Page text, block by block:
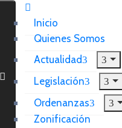
Inicio
Quienes Somos
Actualidad
Legislación
Ordenanzas
Zonificación